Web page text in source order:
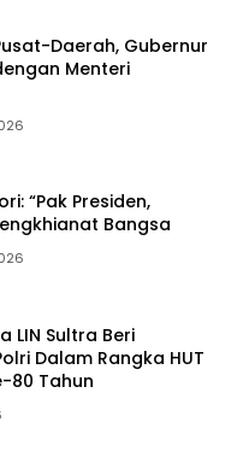
Daerah, Gubernur
Menteri
“Pak Presiden,
Bangsa
LIN Sultra Beri
Dalam Rangka HUT
80 Tahun